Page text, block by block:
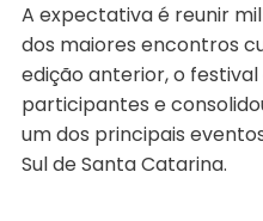
A expectativa é reunir
dos maiores encontros
edição anterior, o festival
participantes e
um dos principais
Sul de Santa Catarina.